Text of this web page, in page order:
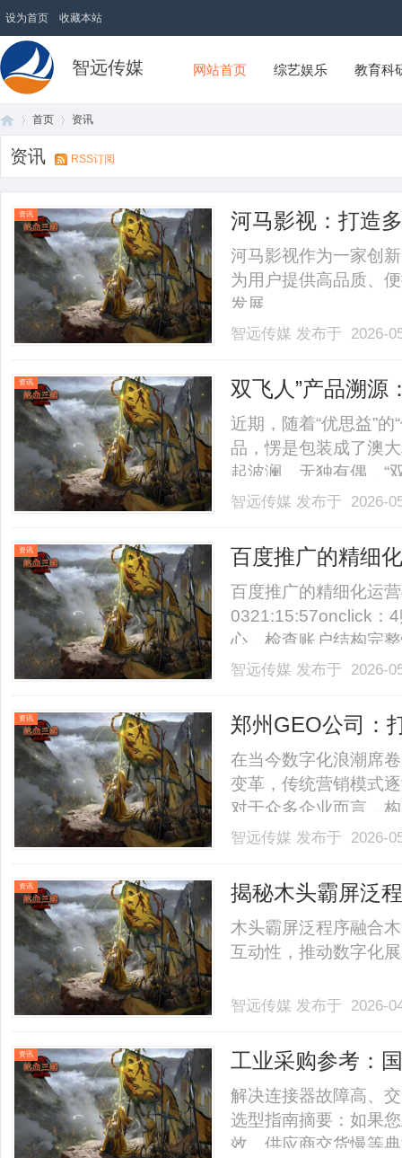
设为首页 收藏本站
智远传媒 网站首页 综艺娱乐 教育科
首页 资讯
资讯 RSS订阅
资讯 河马影视：打造
河马影视作为一家创
为用户提供高品质、
发展。......
智远传媒 发布于 2026-
资讯 双飞人”产品溯源
近期，随着“优思益”
品，愣是包装成了澳
起波澜。无独有偶，“
的关注，特别是，现
着洋货的名义，所以
智远传媒 发布于 2026-
资讯 百度推广的精细
百度推广的精细化运
0321:15:57onclick：
心，检查账户结构完
监测落地页平均打开
大量否定词。搜索词
智远传媒 发布于 2026-
资讯 郑州GEO公司：
在当今数字化浪潮席
变革，传统营销模式
对于众多企业而言，
中脱颖而出的关键。
点。如何借助郑州
效.........
智远传媒 发布于 2026-
资讯 揭秘木头霸屏泛
木头霸屏泛程序融合
互动性，推动数字化
智远传媒 发布于 2026-
资讯 工业采购参考：
解决连接器故障高、
选型指南摘要：如果
效、供应商交货慢等